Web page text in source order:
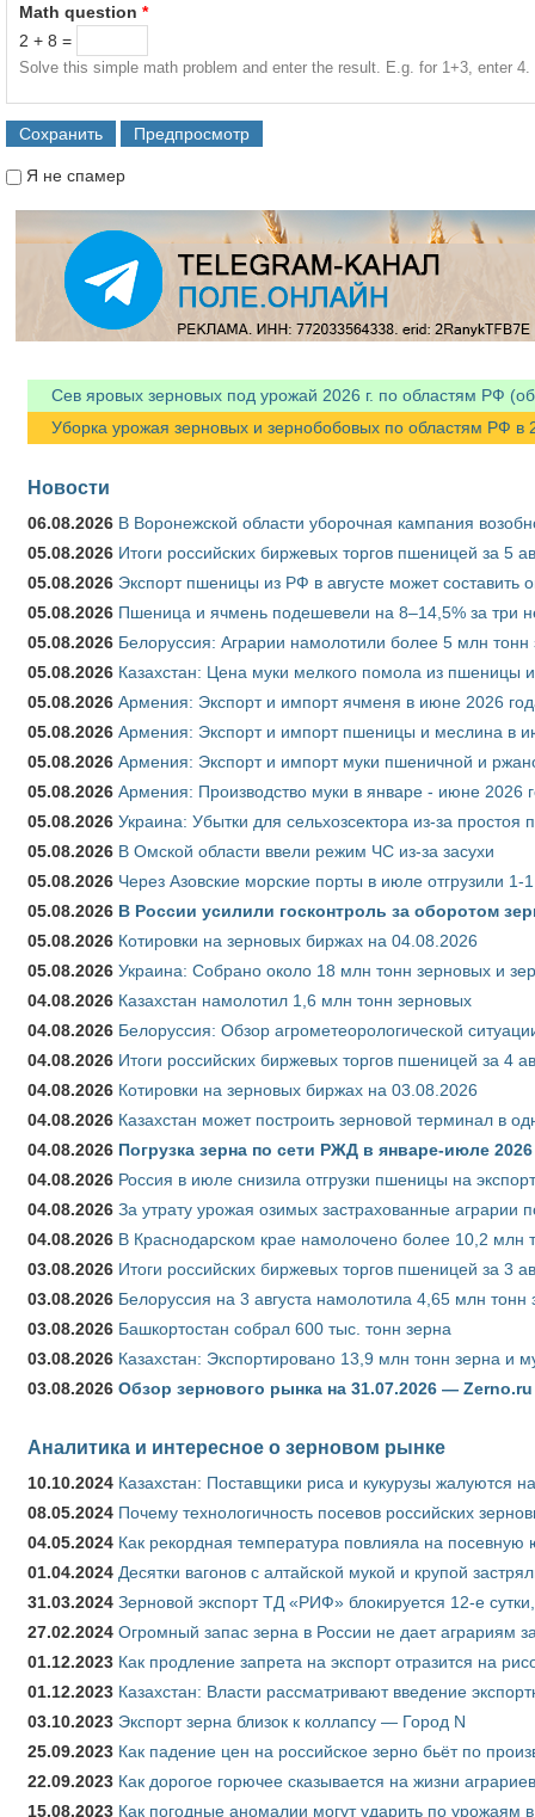
Math question *
2 + 8 =
Solve this simple math problem and enter the result. E.g. for 1+3, enter 4.
Я не спамер
Сев яровых зерновых под урожай 2026 г. по областям РФ
Уборка урожая зерновых и зернобобовых по областям РФ в
Новости
06.08.2026 В Воронежской области уборочная кампания
05.08.2026 Итоги российских биржевых торгов пшеницей за 5
05.08.2026 Экспорт пшеницы из РФ в августе может составить
05.08.2026 Пшеница и ячмень подешевели на 8–14,5% за три
05.08.2026 Белоруссия: Аграрии намолотили более 5 млн тонн
05.08.2026 Казахстан: Цена муки мелкого помола из пшеницы
05.08.2026 Армения: Экспорт и импорт ячменя в июне 2026
05.08.2026 Армения: Экспорт и импорт пшеницы и меслина в
05.08.2026 Армения: Экспорт и импорт муки пшеничной и
05.08.2026 Армения: Производство муки в январе - июне 2026
05.08.2026 Украина: Убытки для сельхозсектора из-за простоя
05.08.2026 В Омской области ввели режим ЧС из-за засухи
05.08.2026 Через Азовские морские порты в июле отгрузили
05.08.2026 В России усилили госконтроль за оборотом
05.08.2026 Котировки на зерновых биржах на 04.08.2026
05.08.2026 Украина: Собрано около 18 млн тонн зерновых и
04.08.2026 Казахстан намолотил 1,6 млн тонн зерновых
04.08.2026 Белоруссия: Обзор агрометеорологической
04.08.2026 Итоги российских биржевых торгов пшеницей за 4
04.08.2026 Котировки на зерновых биржах на 03.08.2026
04.08.2026 Казахстан может построить зерновой терминал в
04.08.2026 Погрузка зерна по сети РЖД в январе-июле
04.08.2026 Россия в июле снизила отгрузки пшеницы на
04.08.2026 За утрату урожая озимых застрахованные аграрии
04.08.2026 В Краснодарском крае намолочено более 10,2 млн
03.08.2026 Итоги российских биржевых торгов пшеницей за 3
03.08.2026 Белоруссия на 3 августа намолотила 4,65 млн тонн
03.08.2026 Башкортостан собрал 600 тыс. тонн зерна
03.08.2026 Казахстан: Экспортировано 13,9 млн тонн зерна и
03.08.2026 Обзор зернового рынка на 31.07.2026 — Zerno.ru
Аналитика и интересное о зерновом рынке
10.10.2024 Казахстан: Поставщики риса и кукурузы жалуются
08.05.2024 Почему технологичность посевов российских
04.05.2024 Как рекордная температура повлияла на
01.04.2024 Десятки вагонов с алтайской мукой и крупой
31.03.2024 Зерновой экспорт ТД «РИФ» блокируется 12-е
27.02.2024 Огромный запас зерна в России не дает аграриям
01.12.2023 Как продление запрета на экспорт отразится на
01.12.2023 Казахстан: Власти рассматривают введение
03.10.2023 Экспорт зерна близок к коллапсу — Город N
25.09.2023 Как падение цен на российское зерно бьёт по
22.09.2023 Как дорогое горючее сказывается на жизни аграриев
15.08.2023 Как погодные аномалии могут ударить по урожаям